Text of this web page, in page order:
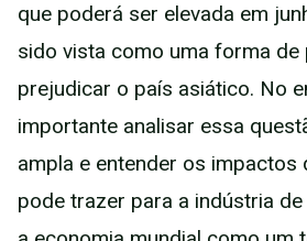
que poderá ser elevada em
sido vista como uma forma de
prejudicar o país asiático. No
importante analisar essa
ampla e entender os impactos
pode trazer para a indústria